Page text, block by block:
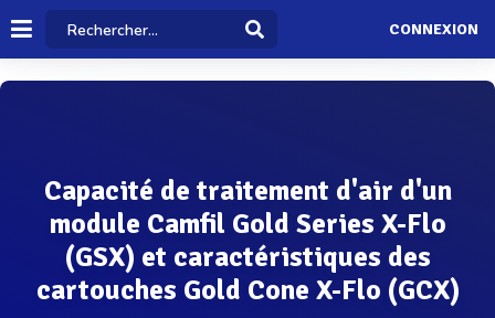
CONNEXION
Capacité de traitement d'air d'un
module Camfil Gold Series X-Flo
(GSX) et caractéristiques des
cartouches Gold Cone X-Flo (GCX)